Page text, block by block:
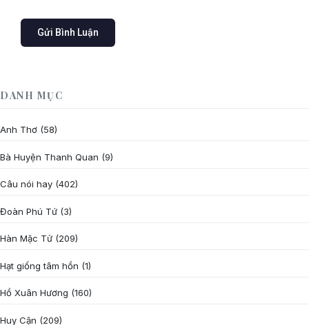
DANH MỤC
Anh Thơ (58)
Bà Huyện Thanh Quan (9)
Câu nói hay (402)
Đoàn Phú Tứ (3)
Hàn Mặc Tử (209)
Hạt giống tâm hồn (1)
Hồ Xuân Hương (160)
Huy Cận (209)